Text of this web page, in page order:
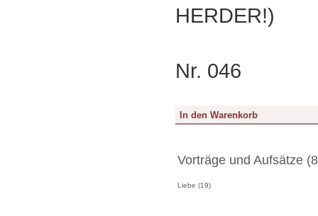
HERDER!)
Nr. 046
Vorträge und Aufsätze
Liebe (19)